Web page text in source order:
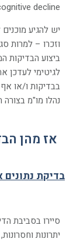
decline.
יש להגיע
וזכרו – למרות
ביצוע הבדיקות
לגיטימי
בבדיקות ו/או
נהלו מו"מ
אז מהן
בדיקת נתונים
סיירו בסביבת
יתרונות